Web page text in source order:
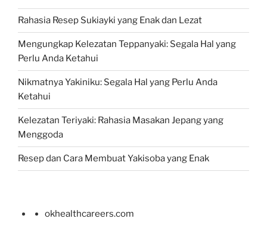
Rahasia Resep Sukiayki yang Enak dan Lezat
Mengungkap Kelezatan Teppanyaki: Segala Hal yang
Perlu Anda Ketahui
Nikmatnya Yakiniku: Segala Hal yang Perlu Anda
Ketahui
Kelezatan Teriyaki: Rahasia Masakan Jepang yang
Menggoda
Resep dan Cara Membuat Yakisoba yang Enak
okhealthcareers.com